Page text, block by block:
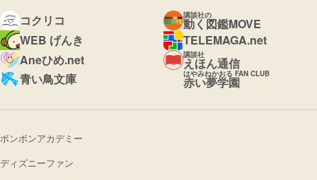
コクリコ
講談社の
動く図鑑MOVE
WEB げんき
TELEMAGA.net
Aneひめ.net
講談社
えほん通信
青い鳥文庫
はやみねかおる FAN CLUB
赤い夢学園
ボンボンアカデミー
ディズニーファン